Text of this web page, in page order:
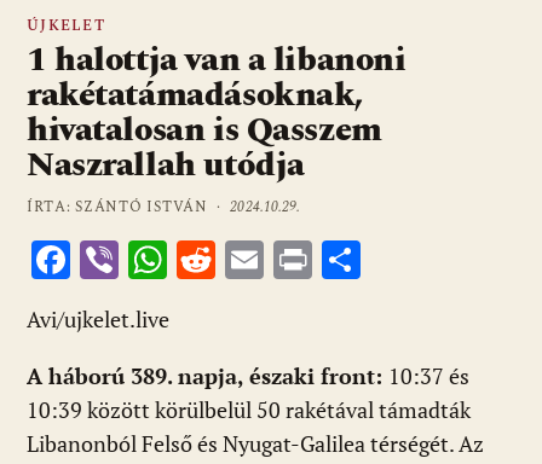
ÚJKELET
1 halottja van a libanoni
rakétatámadásoknak,
hivatalosan is Qasszem
Naszrallah utódja
ÍRTA: SZÁNTÓ ISTVÁN ·2024.10.29.
F
ac
e
b
o
o
Vi
b
er
W
at
s
A
p
R
di
t
E
l
Pr
m
e
g
Avi/ujkelet.live
A háború 389. napja, északi front: 10:37 és
10:39 között körülbelül 50 rakétával támadták
Libanonból Felső és Nyugat-Galilea térségét. Az